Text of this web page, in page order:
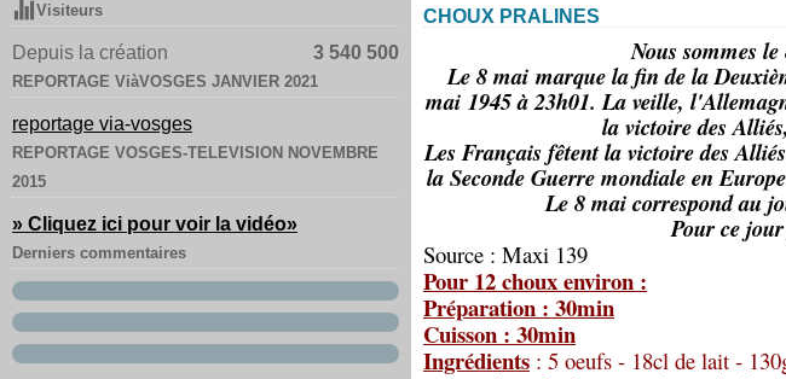
Visiteurs
Depuis la création 3 540 500
REPORTAGE ViàVOSGES JANVIER 2021
reportage via-vosges
REPORTAGE VOSGES-TELEVISION NOVEMBRE
2015
» Cliquez ici pour voir la vidéo»
Derniers commentaires
CHOUX PRALINES
Nous sommes
Le 8 mai marque la fin de la
mai 1945 à 23h01. La veille,
la victoire des
Les Français fêtent la victoire des
la Seconde Guerre mondiale en
Le 8 mai correspond au
Pour ce
Source : Maxi 139
Pour 12 choux environ :
Préparation : 30min
Cuisson : 30min
Ingrédients : 5 oeufs - 18cl de lait -